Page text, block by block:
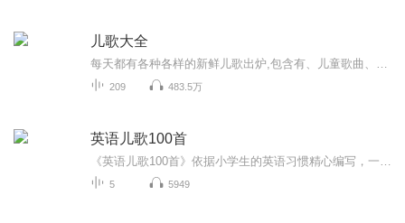
儿歌大全
209 483.5万
英语儿歌100首
5 5949